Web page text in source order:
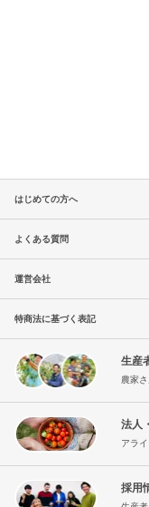
はじめての方へ
よくある質問
運営会社
特商法に基づく表記
生産
農家
法人
アラ
採用